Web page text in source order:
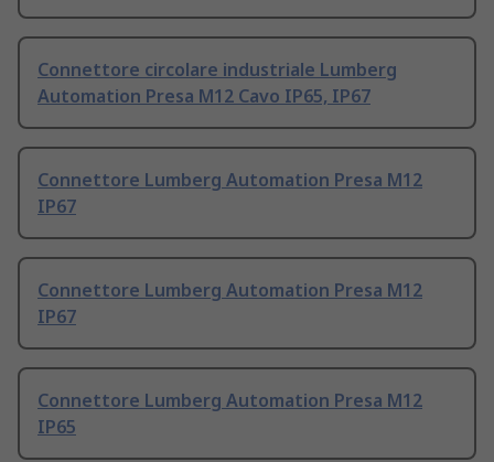
Connettore circolare industriale Lumberg
Automation Presa M12 Cavo IP65, IP67
Connettore Lumberg Automation Presa M12
IP67
Connettore Lumberg Automation Presa M12
IP67
Connettore Lumberg Automation Presa M12
IP65